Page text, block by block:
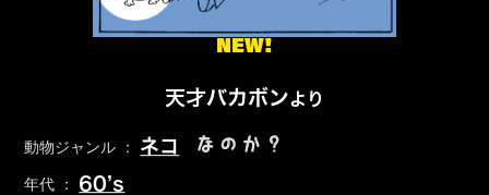
NEW!
天才バカボンより
動物ジャンル ： ネコ なのか？
年代 ： 60’s